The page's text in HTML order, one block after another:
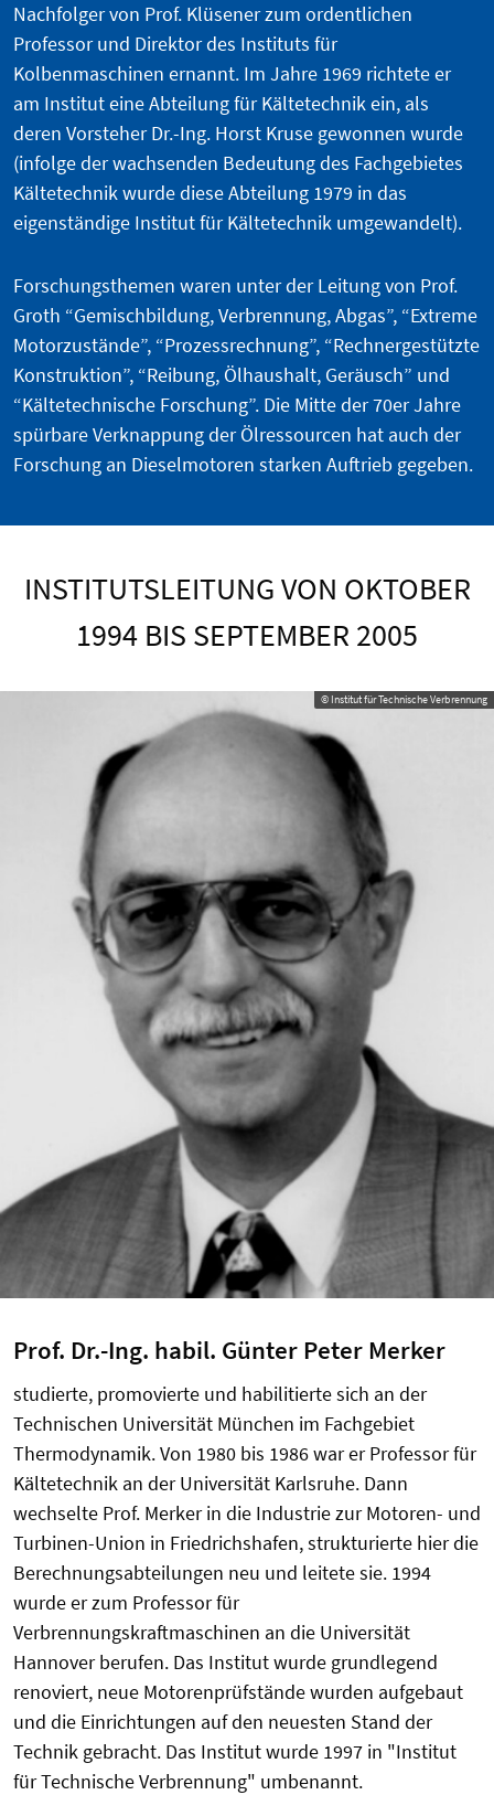
Nachfolger von Prof. Klüsener zum ordentlichen
Professor und Direktor des Instituts für
Kolbenmaschinen ernannt. Im Jahre 1969 richtete er
am Institut eine Abteilung für Kältetechnik ein, als
deren Vorsteher Dr.-Ing. Horst Kruse gewonnen wurde
(infolge der wachsenden Bedeutung des Fachgebietes
Kältetechnik wurde diese Abteilung 1979 in das
eigenständige Institut für Kältetechnik umgewandelt).
Forschungsthemen waren unter der Leitung von Prof.
Groth “Gemischbildung, Verbrennung, Abgas”, “Extreme
Motorzustände”, “Prozessrechnung”, “Rechnergestützte
Konstruktion”, “Reibung, Ölhaushalt, Geräusch” und
“Kältetechnische Forschung”. Die Mitte der 70er Jahre
spürbare Verknappung der Ölressourcen hat auch der
Forschung an Dieselmotoren starken Auftrieb gegeben.
INSTITUTSLEITUNG VON OKTOBER
1994 BIS SEPTEMBER 2005
© Institut für Technische Verbrennung
Prof. Dr.-Ing. habil. Günter Peter Merker
studierte, promovierte und habilitierte sich an der
Technischen Universität München im Fachgebiet
Thermodynamik. Von 1980 bis 1986 war er Professor für
Kältetechnik an der Universität Karlsruhe. Dann
wechselte Prof. Merker in die Industrie zur Motoren- und
Turbinen-Union in Friedrichshafen, strukturierte hier die
Berechnungsabteilungen neu und leitete sie. 1994
wurde er zum Professor für
Verbrennungskraftmaschinen an die Universität
Hannover berufen. Das Institut wurde grundlegend
renoviert, neue Motorenprüfstände wurden aufgebaut
und die Einrichtungen auf den neuesten Stand der
Technik gebracht. Das Institut wurde 1997 in "Institut
für Technische Verbrennung" umbenannt.